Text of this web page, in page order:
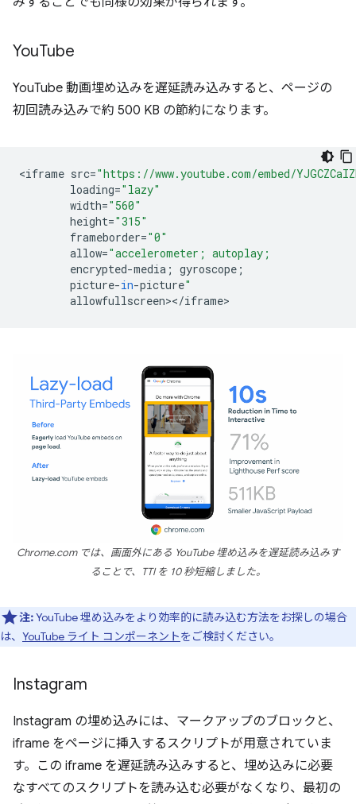
YouTube
YouTube 動画埋め込みを遅延読み込みすると、ページの
初回読み込みで約 500 KB の節約になります。
<iframe src="https://www.youtube.com/embed/
loading="lazy"
width="560"
height="315"
frameborder="0"
allow="accelerometer; autoplay;
encrypted-media ; gyroscope ;
picture-in-picture"
allowfullscreen></iframe
Chrome.com では、画面外にある YouTube 埋め込みを遅延読み込みす
ることで、TTI を 10 秒短縮しました。
注:YouTube 埋め込みをより効率的に読み込む方法をお探しの場合
は、 YouTube ライト コンポーネントをご検討ください。
Instagram
Instagram の埋め込みには、マークアップのブロックと、
iframe をページに挿入するスクリプトが用意されていま
す。この iframe を遅延読み込みすると、埋め込みに必要
なすべてのスクリプトを読み込む必要がなくなり、最初の